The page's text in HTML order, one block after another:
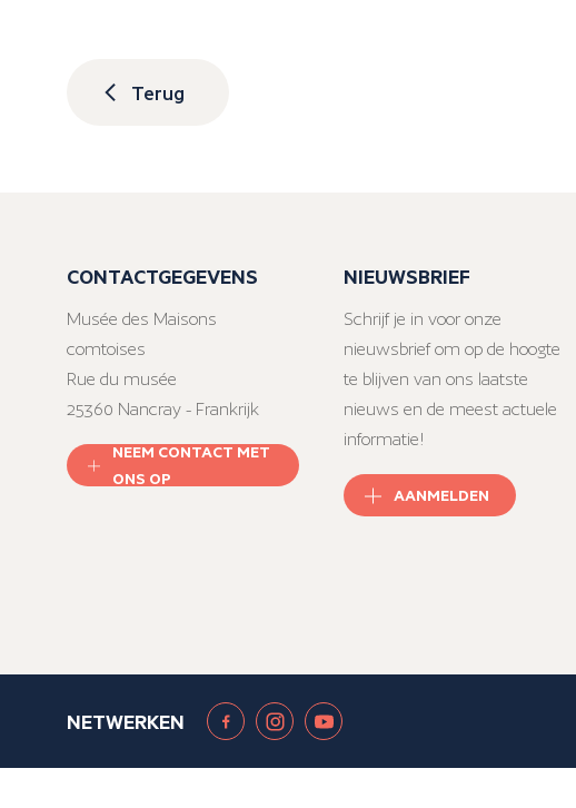
Terug
CONTACTGEGEVENS
Musée des Maisons
comtoises
Rue du musée
25360 Nancray - Frankrijk
NEEM CONTACT MET
ONS OP
NIEUWSBRIEF
Schrijf je in voor onze
nieuwsbrief om op de hoogte
te blijven van ons laatste
nieuws en de meest actuele
informatie!
AANMELDEN
NETWERKEN